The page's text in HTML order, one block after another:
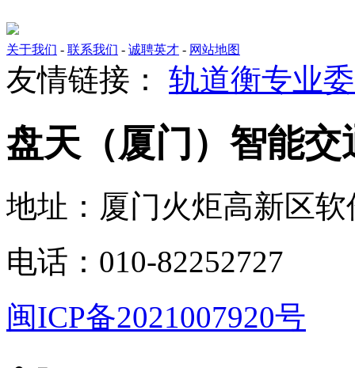
关于我们 - 联系我们 - 诚聘英才 - 网站地图
友情链接： 轨道衡专业
盘天（厦门）智能交
地址：厦门火炬高新区
电话：010-82252727
闽ICP备2021007920号